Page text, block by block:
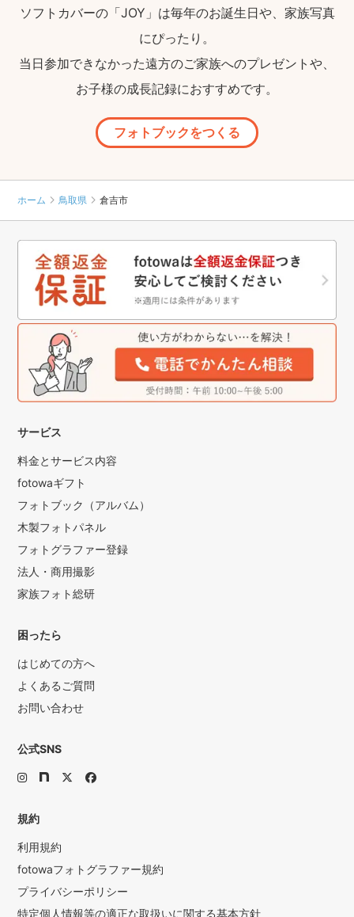
ソフトカバーの「JOY」は毎年のお誕生日や、家族写真
にぴったり。
当日参加できなかった遠方のご家族へのプレゼントや、
お子様の成長記録におすすめです。
フォトブックをつくる
ホーム 鳥取県 倉吉市
サービス
料金とサービス内容
fotowaギフト
フォトブック（アルバム）
木製フォトパネル
フォトグラファー登録
法人・商用撮影
家族フォト総研
困ったら
はじめての方へ
よくあるご質問
お問い合わせ
公式SNS
規約
利用規約
fotowaフォトグラファー規約
プライバシーポリシー
特定個人情報等の適正な取扱いに関する基本方針